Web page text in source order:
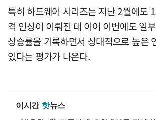
특히 하드웨어 시리즈는 지난 2월에도
격 인상이 이뤄진 데 이어 이번에도 일
상승률을 기록하면서 상대적으로 높은
있다는 평가가 나온다.
이시간 핫뉴스